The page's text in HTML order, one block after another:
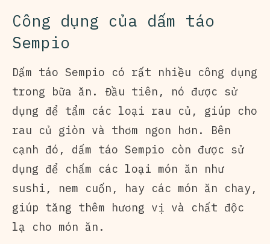
Công dụng của dấm táo
Sempio
Dấm táo Sempio có rất nhiều công dụng
trong bữa ăn. Đầu tiên, nó được sử
dụng để tẩm các loại rau củ, giúp cho
rau củ giòn và thơm ngon hơn. Bên
cạnh đó, dấm táo Sempio còn được sử
dụng để chấm các loại món ăn như
sushi, nem cuốn, hay các món ăn chay,
giúp tăng thêm hương vị và chất độc
lạ cho món ăn.